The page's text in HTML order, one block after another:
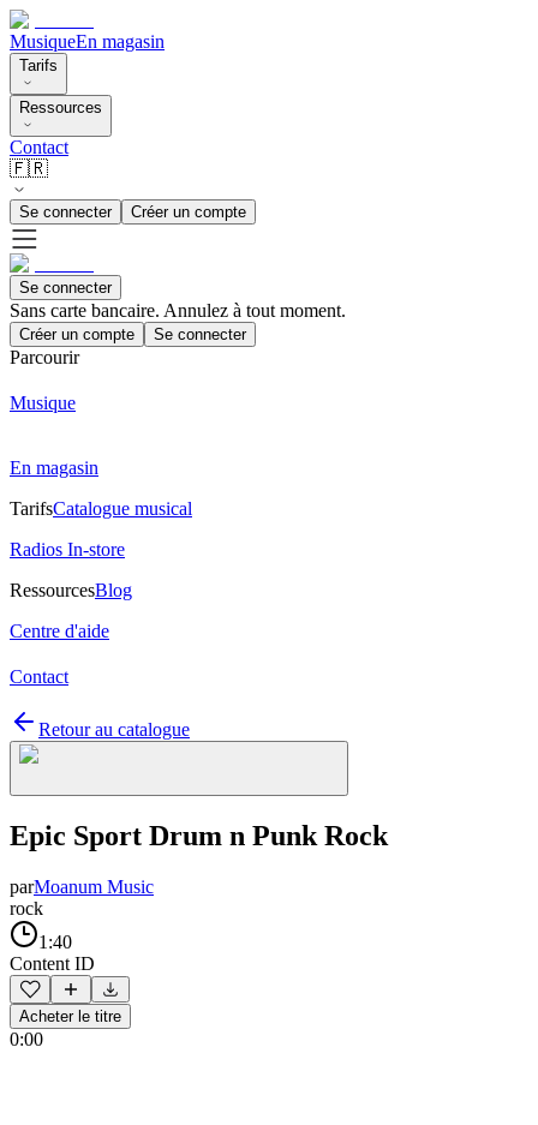
MusiqueEn magasin
Tarifs
Ressources
Contact
🇫🇷
Se connecter Créer un compte
Se connecter
Sans carte bancaire. Annulez à tout moment.
Créer un compte Se connecter
Parcourir
Musique
En magasin
TarifsCatalogue musical
Radios In-store
RessourcesBlog
Centre d'aide
Contact
Retour au catalogue
Epic Sport Drum n Punk Rock
parMoanum Music
rock
1:40
Content ID
Acheter le titre
0:00